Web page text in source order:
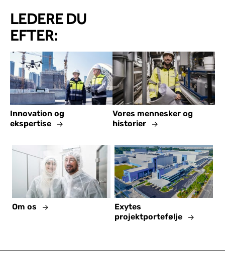
LEDERE DU
EFTER:
Innovation og
ekspertise
Vores mennesker og
historier
Om os
Exytes
projektportefølje